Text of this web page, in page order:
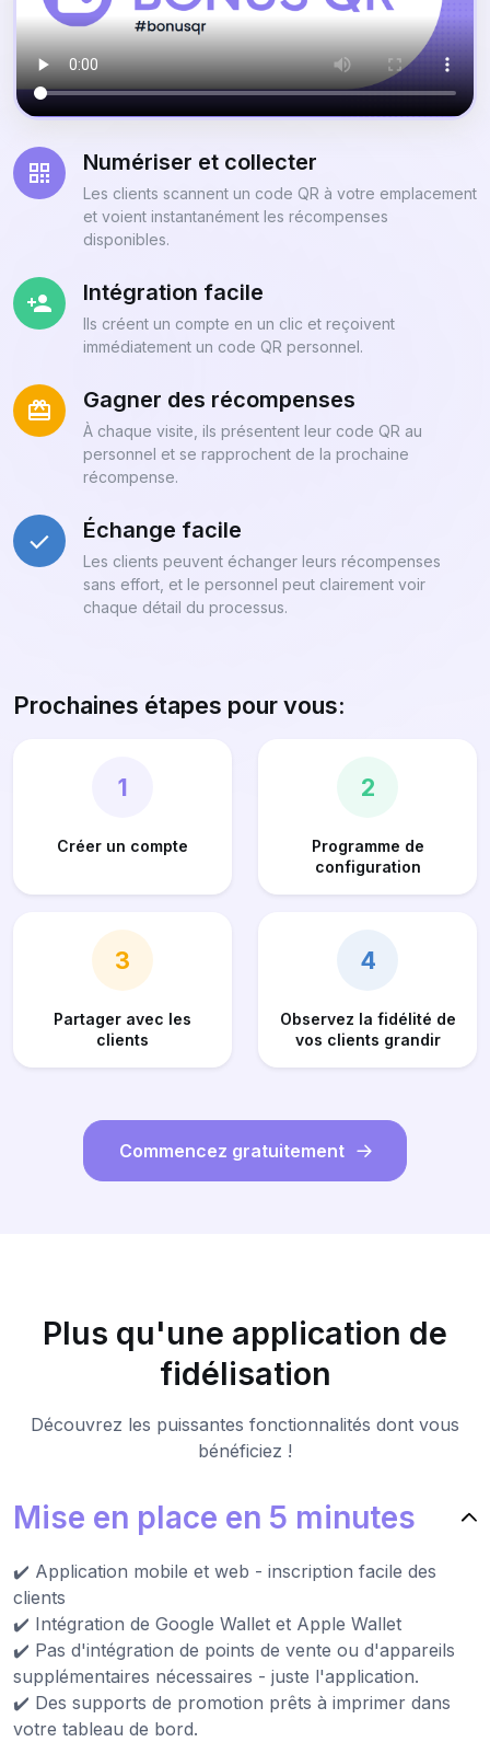
Numériser et collecter
Les clients scannent un code QR à votre emplacement
et voient instantanément les récompenses
disponibles.
Intégration facile
Ils créent un compte en un clic et reçoivent
immédiatement un code QR personnel.
Gagner des récompenses
À chaque visite, ils présentent leur code QR au
personnel et se rapprochent de la prochaine
récompense.
Échange facile
Les clients peuvent échanger leurs récompenses
sans effort, et le personnel peut clairement voir
chaque détail du processus.
Prochaines étapes pour vous:
1
Créer un compte
2
Programme de
configuration
3
Partager avec les
clients
4
Observez la fidélité de
vos clients grandir
Commencez gratuitement
Plus qu'une application de
fidélisation
Découvrez les puissantes fonctionnalités dont vous
bénéficiez !
Mise en place en 5 minutes
✔️ Application mobile et web - inscription facile des
clients
✔️ Intégration de Google Wallet et Apple Wallet
✔️ Pas d'intégration de points de vente ou d'appareils
supplémentaires nécessaires - juste l'application.
✔️ Des supports de promotion prêts à imprimer dans
votre tableau de bord.